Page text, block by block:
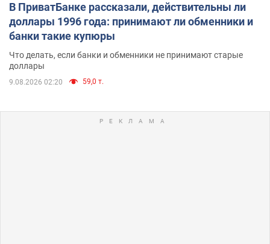
В ПриватБанке рассказали, действительны ли
доллары 1996 года: принимают ли обменники и
банки такие купюры
Что делать, если банки и обменники не принимают старые
доллары
9.08.2026 02:20 59,0 т.